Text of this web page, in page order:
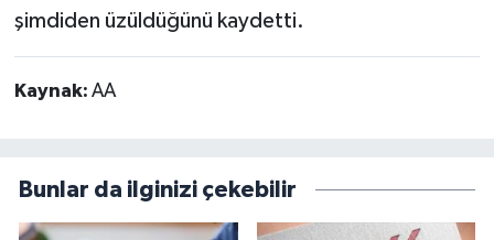
şimdiden üzüldüğünü kaydetti.
Kaynak: AA
Bunlar da ilginizi çekebilir